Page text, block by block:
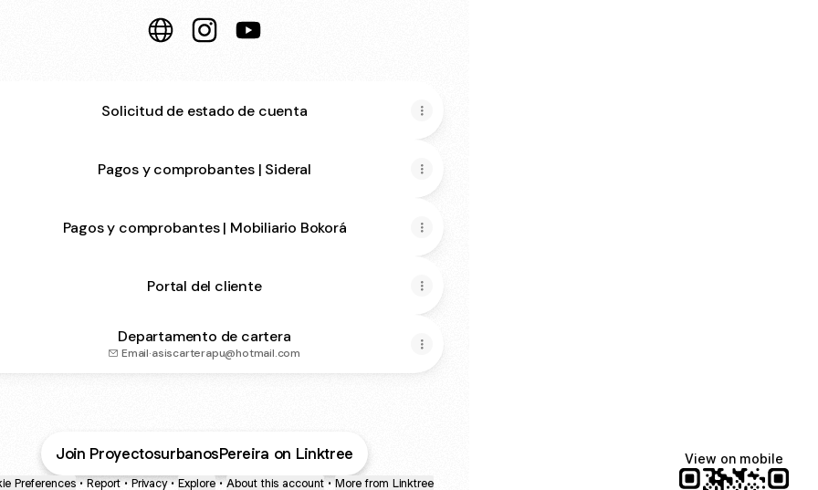
Solicitud de estado de cuenta
Pagos y comprobantes | Sideral
Pagos y comprobantes | Mobiliario Bokorá
Portal del cliente
Departamento de cartera
Email·asiscarterapu@hotmail.com
Join ProyectosurbanosPereira on Linktree
Preferences • Report • Privacy • Explore • About this account • More from Linktree
View on mobile